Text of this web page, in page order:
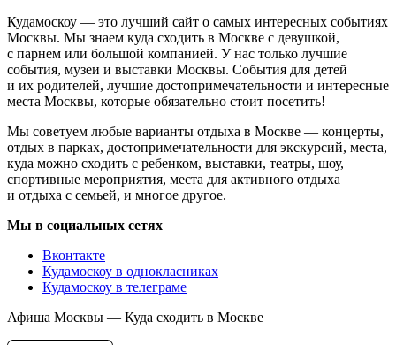
Кудамоскоу — это лучший сайт о самых интересных событиях
Москвы. Мы знаем куда сходить в Москве с девушкой,
с парнем или большой компанией. У нас только лучшие
события, музеи и выставки Москвы. События для детей
и их родителей, лучшие достопримечательности и интересные
места Москвы, которые обязательно стоит посетить!
Мы советуем любые варианты отдыха в Москве — концерты,
отдых в парках, достопримечательности для экскурсий, места,
куда можно сходить с ребенком, выставки, театры, шоу,
спортивные мероприятия, места для активного отдыха
и отдыха с семьей, и многое другое.
Мы в социальных сетях
Вконтакте
Кудамоскоу в однокласниках
Кудамоскоу в телеграме
Афиша Москвы — Куда сходить в Москве